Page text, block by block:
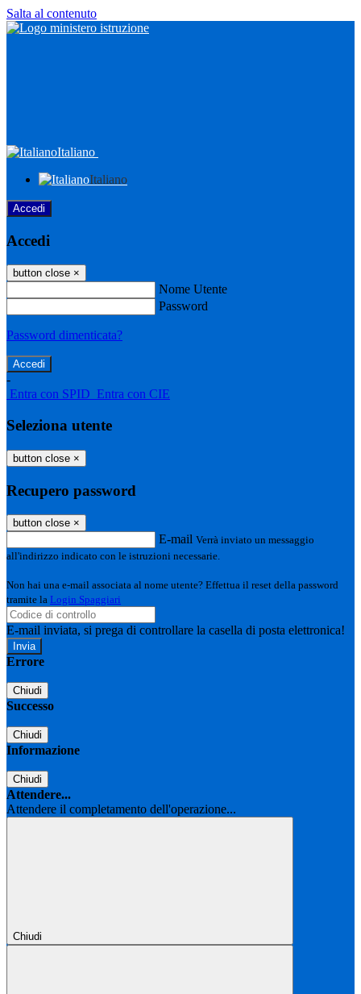
Salta al contenuto
Italiano
Italiano
Accedi
Accedi
button close ×
Nome Utente
Password
Password dimenticata?
-
Entra con SPID Entra con CIE
Seleziona utente
button close ×
Recupero password
button close ×
E-mail Verrà inviato un messaggio
all'indirizzo indicato con le istruzioni necessarie.
Non hai una e-mail associata al nome utente? Effettua il reset della password
tramite la Login Spaggiari
E-mail inviata, si prega di controllare la casella di posta elettronica!
Errore
Chiudi
Successo
Chiudi
Informazione
Chiudi
Attendere...
Attendere il completamento dell'operazione...
Chiudi